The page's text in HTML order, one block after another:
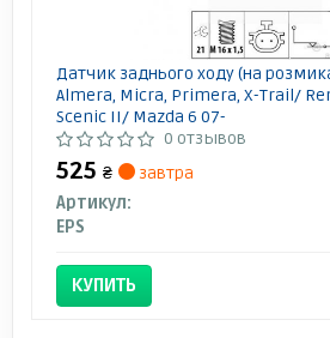
Датчик заднього ходу (на
Almera, Micra, Primera, X-Trail/
Scenic II/ Mazda 6 07-
0 отзывов
525 ₴
завтра
Артикул:
EPS
КУПИТЬ